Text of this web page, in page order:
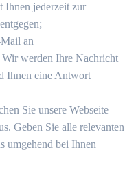
Ihnen jederzeit zur
an
werden Ihre Nachricht
Ihnen eine Antwort
Sie unsere Webseite
Geben Sie alle relevanten
umgehend bei Ihnen